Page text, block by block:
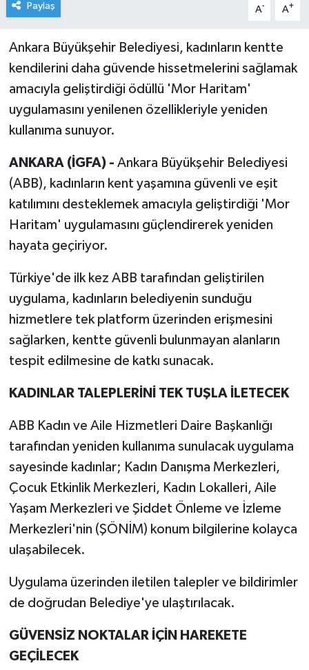
Paylaş A- A+
Ankara Büyükşehir Belediyesi, kadınların kentte
kendilerini daha güvende hissetmelerini sağlamak
amacıyla geliştirdiği ödüllü 'Mor Haritam'
uygulamasını yenilenen özellikleriyle yeniden
kullanıma sunuyor.
ANKARA (İGFA) - Ankara Büyükşehir Belediyesi
(ABB), kadınların kent yaşamına güvenli ve eşit
katılımını desteklemek amacıyla geliştirdiği 'Mor
Haritam' uygulamasını güçlendirerek yeniden
hayata geçiriyor.
Türkiye'de ilk kez ABB tarafından geliştirilen
uygulama, kadınların belediyenin sunduğu
hizmetlere tek platform üzerinden erişmesini
sağlarken, kentte güvenli bulunmayan alanların
tespit edilmesine de katkı sunacak.
KADINLAR TALEPLERİNİ TEK TUŞLA İLETECEK
ABB Kadın ve Aile Hizmetleri Daire Başkanlığı
tarafından yeniden kullanıma sunulacak uygulama
sayesinde kadınlar; Kadın Danışma Merkezleri,
Çocuk Etkinlik Merkezleri, Kadın Lokalleri, Aile
Yaşam Merkezleri ve Şiddet Önleme ve İzleme
Merkezleri'nin (ŞÖNİM) konum bilgilerine kolayca
ulaşabilecek.
Uygulama üzerinden iletilen talepler ve bildirimler
de doğrudan Belediye'ye ulaştırılacak.
GÜVENSİZ NOKTALAR İÇİN HAREKETE
GEÇİLECEK